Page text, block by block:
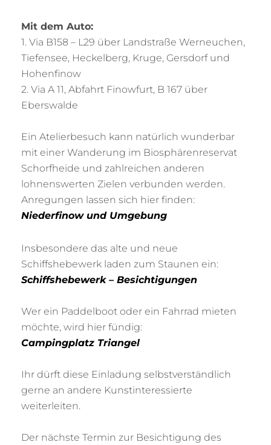
Mit dem Auto:
1. Via B158 – L29 über Landstraße Werneuchen,
Tiefensee, Heckelberg, Kruge, Gersdorf und
Hohenfinow
2. Via A 11, Abfahrt Finowfurt, B 167 über
Eberswalde
Ein Atelierbesuch kann natürlich wunderbar
mit einer Wanderung im Biosphärenreservat
Schorfheide und zahlreichen anderen
lohnenswerten Zielen verbunden werden.
Anregungen lassen sich hier finden:
Niederfinow und Umgebung
Insbesondere das alte und neue
Schiffshebewerk laden zum Staunen ein:
Schiffshebewerk – Besichtigungen
Wer ein Paddelboot oder ein Fahrrad mieten
möchte, wird hier fündig:
Campingplatz Triangel
Ihr dürft diese Einladung selbstverständlich
gerne an andere Kunstinteressierte
weiterleiten.
Der nächste Termin zur Besichtigung des